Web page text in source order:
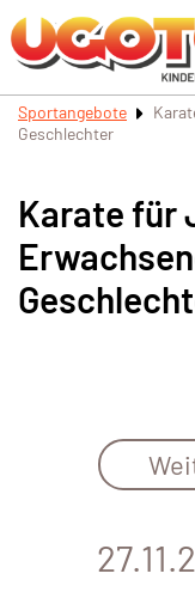
Sportangebote
Geschlechter
Karate für